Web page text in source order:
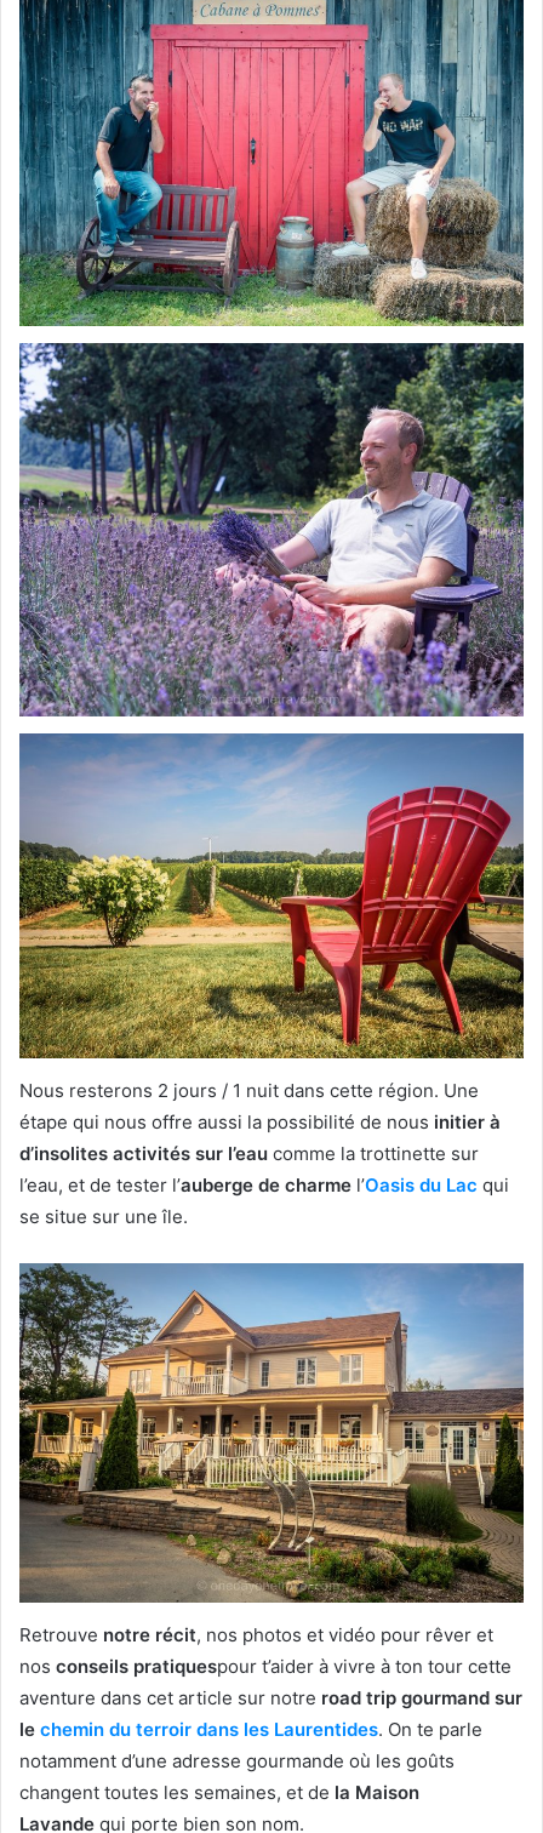
Nous resterons 2 jours / 1 nuit dans cette région. Une
étape qui nous offre aussi la possibilité de nous initier à
d’insolites activités sur l’eau comme la trottinette sur
l’eau, et de tester l’auberge de charme l’Oasis du Lac qui
se situe sur une île.
Retrouve notre récit, nos photos et vidéo pour rêver et
nos conseils pratiquespour t’aider à vivre à ton tour cette
aventure dans cet article sur notre road trip gourmand sur
le chemin du terroir dans les Laurentides. On te parle
notamment d’une adresse gourmande où les goûts
changent toutes les semaines, et de la Maison
Lavande qui porte bien son nom.